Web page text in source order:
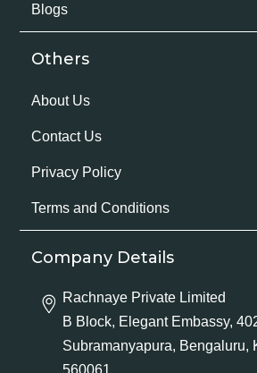
Blogs
Others
About Us
Contact Us
Privacy Policy
Terms and Conditions
Company Details
Rachnaye Private Limited
B Block, Elegant Embassy,
Subramanyapura, Bengaluru,
560061